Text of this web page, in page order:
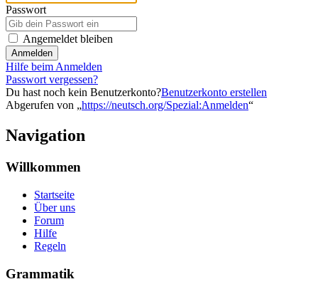
Passwort
Angemeldet bleiben
Anmelden
Hilfe beim Anmelden
Passwort vergessen?
Du hast noch kein Benutzerkonto?Benutzerkonto erstellen
Abgerufen von „https://neutsch.org/Spezial:Anmelden“
Navigation
Willkommen
Startseite
Über uns
Forum
Hilfe
Regeln
Grammatik